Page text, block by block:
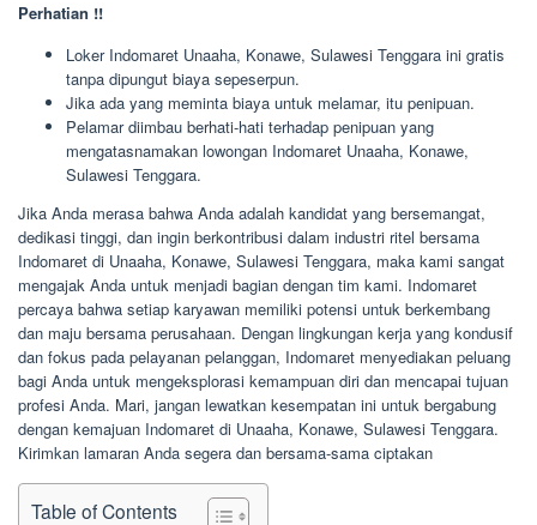
Perhatian !!
Loker Indomaret Unaaha, Konawe, Sulawesi Tenggara ini gratis
tanpa dipungut biaya sepeserpun.
Jika ada yang meminta biaya untuk melamar, itu penipuan.
Pelamar diimbau berhati-hati terhadap penipuan yang
mengatasnamakan lowongan Indomaret Unaaha, Konawe,
Sulawesi Tenggara.
Jika Anda merasa bahwa Anda adalah kandidat yang bersemangat,
dedikasi tinggi, dan ingin berkontribusi dalam industri ritel bersama
Indomaret di Unaaha, Konawe, Sulawesi Tenggara, maka kami sangat
mengajak Anda untuk menjadi bagian dengan tim kami. Indomaret
percaya bahwa setiap karyawan memiliki potensi untuk berkembang
dan maju bersama perusahaan. Dengan lingkungan kerja yang kondusif
dan fokus pada pelayanan pelanggan, Indomaret menyediakan peluang
bagi Anda untuk mengeksplorasi kemampuan diri dan mencapai tujuan
profesi Anda. Mari, jangan lewatkan kesempatan ini untuk bergabung
dengan kemajuan Indomaret di Unaaha, Konawe, Sulawesi Tenggara.
Kirimkan lamaran Anda segera dan bersama-sama ciptakan
Table of Contents